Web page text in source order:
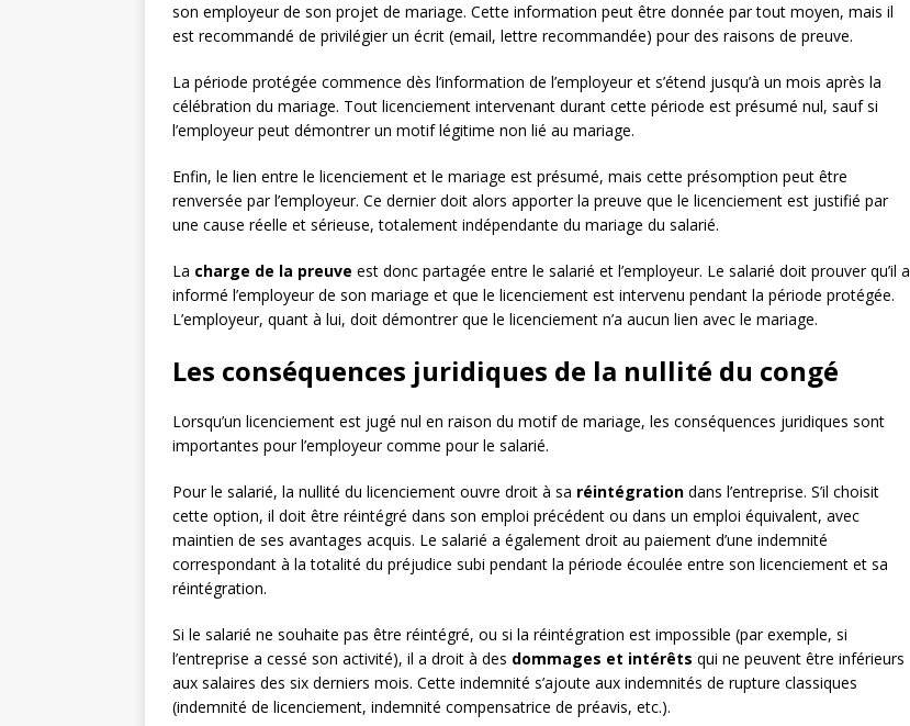
son employeur de son projet de mariage. Cette information peut être donnée par tout moyen, mais il
est recommandé de privilégier un écrit (email, lettre recommandée) pour des raisons de preuve.
La période protégée commence dès l’information de l’employeur et s’étend jusqu’à un mois après la
célébration du mariage. Tout licenciement intervenant durant cette période est présumé nul, sauf si
l’employeur peut démontrer un motif légitime non lié au mariage.
Enfin, le lien entre le licenciement et le mariage est présumé, mais cette présomption peut être
renversée par l’employeur. Ce dernier doit alors apporter la preuve que le licenciement est justifié par
une cause réelle et sérieuse, totalement indépendante du mariage du salarié.
La charge de la preuve est donc partagée entre le salarié et l’employeur. Le salarié doit prouver qu’il a
informé l’employeur de son mariage et que le licenciement est intervenu pendant la période protégée.
L’employeur, quant à lui, doit démontrer que le licenciement n’a aucun lien avec le mariage.
Les conséquences juridiques de la nullité du congé
Lorsqu’un licenciement est jugé nul en raison du motif de mariage, les conséquences juridiques sont
importantes pour l’employeur comme pour le salarié.
Pour le salarié, la nullité du licenciement ouvre droit à sa réintégration dans l’entreprise. S’il choisit
cette option, il doit être réintégré dans son emploi précédent ou dans un emploi équivalent, avec
maintien de ses avantages acquis. Le salarié a également droit au paiement d’une indemnité
correspondant à la totalité du préjudice subi pendant la période écoulée entre son licenciement et sa
réintégration.
Si le salarié ne souhaite pas être réintégré, ou si la réintégration est impossible (par exemple, si
l’entreprise a cessé son activité), il a droit à des dommages et intérêts qui ne peuvent être inférieurs
aux salaires des six derniers mois. Cette indemnité s’ajoute aux indemnités de rupture classiques
(indemnité de licenciement, indemnité compensatrice de préavis, etc.).